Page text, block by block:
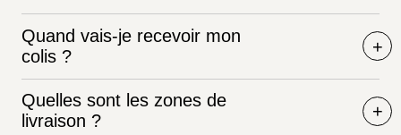
Quand vais-je recevoir mon
colis ?
Quelles sont les zones de
livraison ?